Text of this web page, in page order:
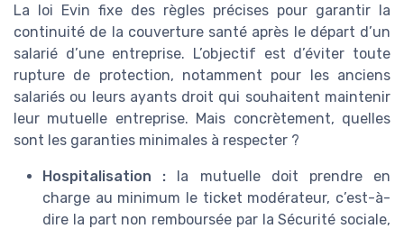
La loi Evin fixe des règles précises pour garantir la
continuité de la couverture santé après le départ d’un
salarié d’une entreprise. L’objectif est d’éviter toute
rupture de protection, notamment pour les anciens
salariés ou leurs ayants droit qui souhaitent maintenir
leur mutuelle entreprise. Mais concrètement, quelles
sont les garanties minimales à respecter ?
Hospitalisation : la mutuelle doit prendre en
charge au minimum le ticket modérateur, c’est-à-
dire la part non remboursée par la Sécurité sociale,